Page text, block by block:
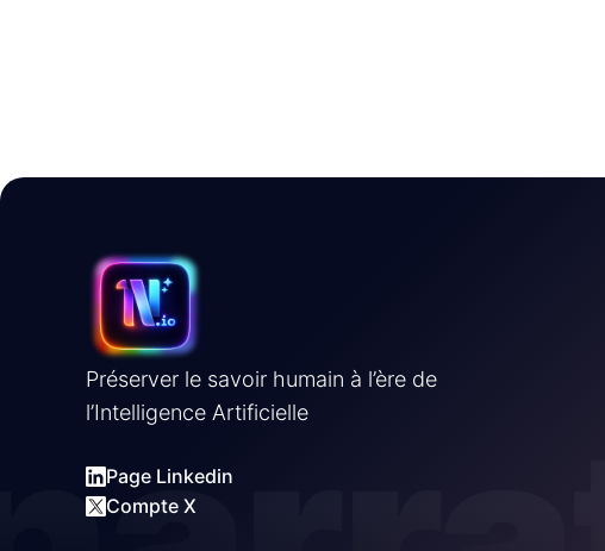
Préserver le savoir humain à l’ère de
l’Intelligence Artificielle
Page Linkedin
Compte X